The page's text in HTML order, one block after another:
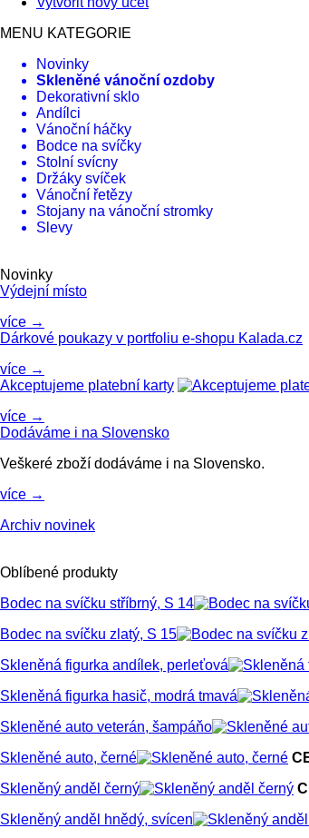
MENU KATEGORIE
Novinky
Skleněné vánoční ozdoby
Dekorativní sklo
Andílci
Vánoční háčky
Bodce na svíčky
Stolní svícny
Držáky svíček
Vánoční řetězy
Stojany na vánoční stromky
Slevy
Novinky
Výdejní místo
více →
Dárkové poukazy v portfoliu e-shopu Kalada.cz
více →
Akceptujeme platební karty
více →
Dodáváme i na Slovensko
Veškeré zboží dodáváme i na Slovensko.
více →
Archiv novinek
Oblíbené produkty
Bodec na svíčku stříbrný, S 14
Bodec na svíčku zlatý, S 15
Skleněná figurka andílek, perleťová
Skleněná figurka hasič, modrá tmavá
Skleněné auto veterán, šampáňo
Skleněné auto, černé
Skleněný anděl černý
Skleněný anděl hnědý, svícen